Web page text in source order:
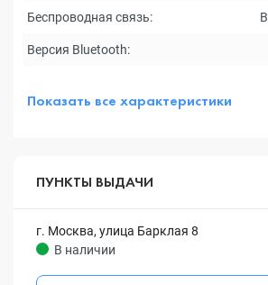
Беспроводная связь:
Версия Bluetooth:
Показать все характеристики
ПУНКТЫ ВЫДАЧИ
г. Москва, улица Барклая 8
В наличии